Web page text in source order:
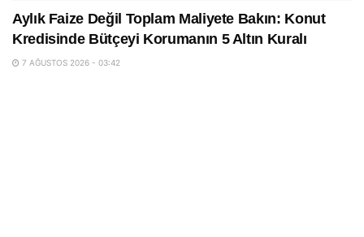
Aylık Faize Değil Toplam Maliyete Bakın: Konut
Kredisinde Bütçeyi Korumanın 5 Altın Kuralı
7 AĞUSTOS 2026 - 03:42